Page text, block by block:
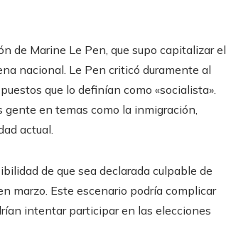
de Marine Le Pen, que supo capitalizar el
nacional. Le Pen criticó duramente al
que lo definían como «socialista».
gente en temas como la inmigración,
actual.
de que sea declarada culpable de
marzo. Este escenario podría complicar
intentar participar en las elecciones